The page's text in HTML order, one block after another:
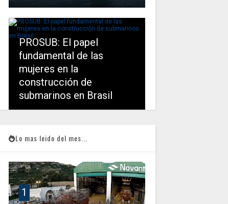
PROSUB: El papel
fundamental de las
mujeres en la
construcción de
submarinos en Brasil
Lo mas leido del mes...
1